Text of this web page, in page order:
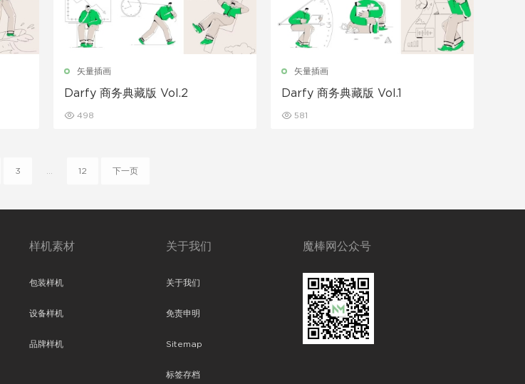
矢量插画
Darfy 商务典藏版 Vol.2
498
矢量插画
Darfy 商务典藏版 Vol.1
581
3 12 下一页
样机素材
包装样机
设备样机
品牌样机
关于我们
关于我们
免责申明
Sitemap
标签存档
魔棒网公众号